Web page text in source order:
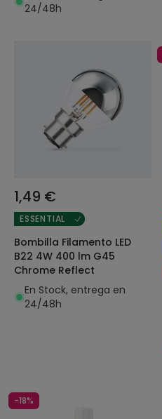
24/48h
1,49 €
ESSENTIAL
Bombilla Filamento LED
B22 4W 400 lm G45
Chrome Reflect
En Stock, entrega en
24/48h
-18%